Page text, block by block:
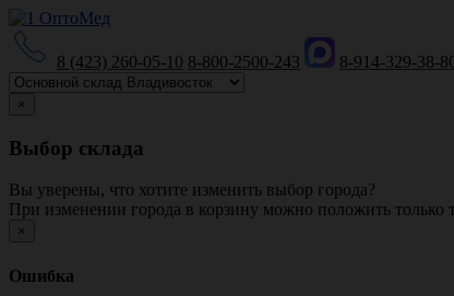
8 (423) 260-05-10 8-800-2500-243 8-914-329-38-
×
Выбор склада
Вы уверены, что хотите изменить выбор города?
При изменении города в корзину можно положить только
×
Ошибка